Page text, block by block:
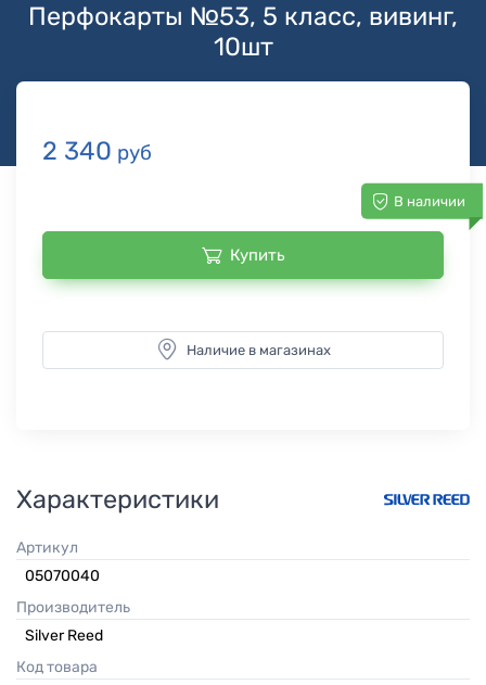
Перфокарты №53, 5 класс, вивинг,
10шт
2 340 руб
В наличии
Купить
Наличие в магазинах
Характеристики
Артикул
05070040
Производитель
Silver Reed
Код товара